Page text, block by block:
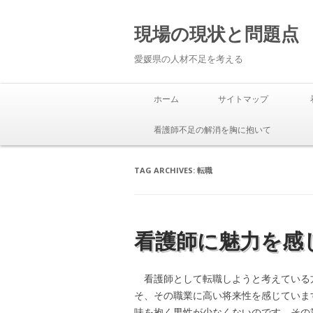
現場の現状と問題点
愛媛県の人材不足を考える
ホーム サイトマップ
看護師不足の解消を胸に抱いて
TAG ARCHIVES: 転職
看護師に魅力を感
看護師として転職しようと考えてい
そ、その職業に高い将来性を感じてい